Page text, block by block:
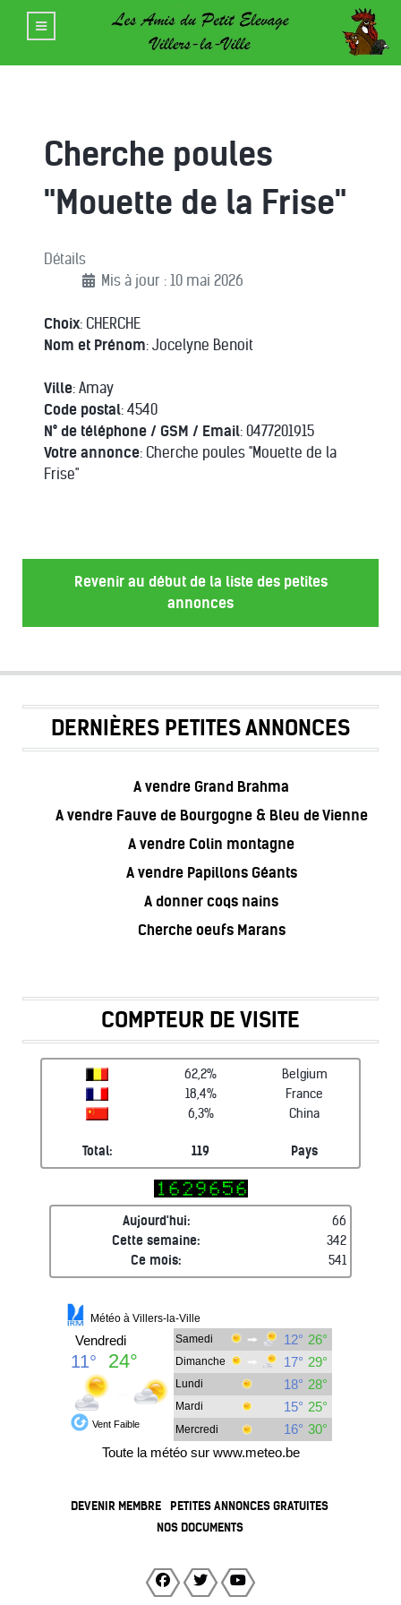
Cherche poules
"Mouette de la Frise"
Détails
Mis à jour : 10 mai 2026
Choix: CHERCHE
Nom et Prénom: Jocelyne Benoit
Ville: Amay
Code postal: 4540
N° de téléphone / GSM / Email: 0477201915
Votre annonce: Cherche poules "Mouette de la
Frise"
Revenir au début de la liste des petites
annonces
DERNIÈRES PETITES ANNONCES
A vendre Grand Brahma
A vendre Fauve de Bourgogne & Bleu de Vienne
A vendre Colin montagne
A vendre Papillons Géants
A donner coqs nains
Cherche oeufs Marans
COMPTEUR DE VISITE
62,2%
Belgium
18,4%
France
6,3%
China
Total: 119 Pays
Aujourd'hui:
66
Cette semaine:
342
Ce mois:
541
DEVENIR MEMBRE
PETITES ANNONCES GRATUITES
NOS DOCUMENTS